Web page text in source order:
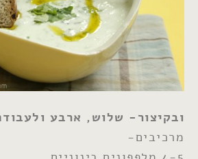
ובקיצור- שלוש, ארבע
מרכיבים-